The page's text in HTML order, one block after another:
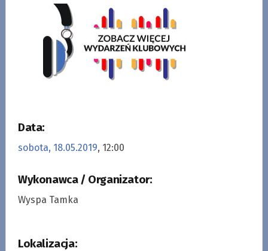
Data:
sobota, 18.05.2019, 12:00
Wykonawca / Organizator:
Wyspa Tamka
Lokalizacja: